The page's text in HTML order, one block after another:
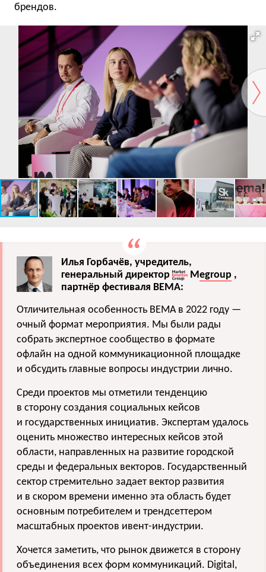
брендов.
Илья Горбачёв, учредитель,
генеральный директор
Megroup ,
партнёр фестиваля BEMA:
Отличительная особенность BEMA в 2022 году —
очный формат мероприятия. Мы были рады
собрать экспертное сообщество в формате
офлайн на одной коммуникационной площадке
и обсудить главные вопросы индустрии лично.
Среди проектов мы отметили тенденцию
в сторону создания социальных кейсов
и государственных инициатив. Экспертам удалось
оценить множество интересных кейсов этой
области, направленных на развитие городской
среды и федеральных векторов. Государственный
сектор стремительно задает вектор развития
и в скором времени именно эта область будет
основным потребителем и трендсеттером
масштабных проектов ивент-индустрии.
Хочется заметить, что рынок движется в сторону
объединения всех форм коммуникаций. Digital,